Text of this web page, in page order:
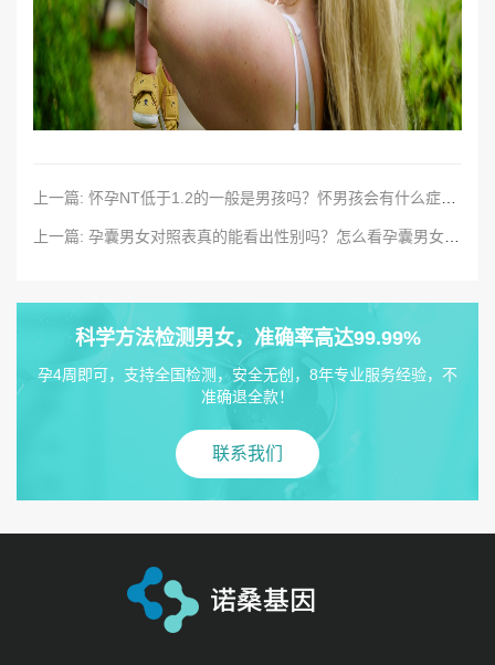
科学方法检测男女，准确率高达99.99%
孕4周即可，支持全国检测，安全无创，8年专业服务经验，不
准确退全款！
联系我们